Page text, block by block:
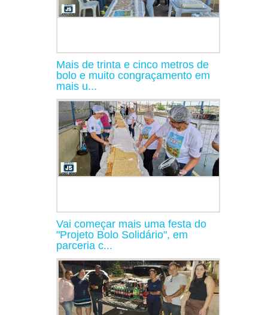
Mais de trinta e cinco metros de
bolo e muito congraçamento em
mais u...
Vai começar mais uma festa do
"Projeto Bolo Solidário", em
parceria c...